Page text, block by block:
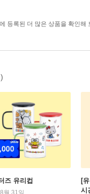
등록된 더 많은 상품을 확인해
즈 유리컵
월 31일
[
시